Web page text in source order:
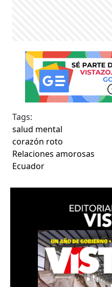
Tags:
salud mental
corazón roto
Relaciones amorosas
Ecuador